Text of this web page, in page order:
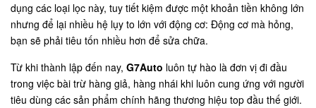
dụng các loại lọc này, tuy tiết kiệm được một khoản tiền không lớn
nhưng để lại nhiều hệ lụy to lớn với động cơ: Động cơ mà hỏng,
bạn sẽ phải tiêu tốn nhiều hơn để sửa chữa.
Từ khi thành lập đến nay, G7Auto luôn tự hào là đơn vị đi đầu
trong việc bài trừ hàng giả, hàng nhái khi luôn cung ứng với người
tiêu dùng các sản phẩm chính hãng thương hiệu top đầu thế giới.